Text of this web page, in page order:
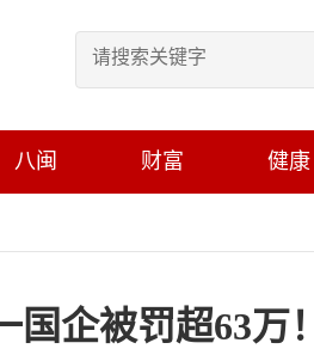
八闽 财富 健康
企被罚超63万！